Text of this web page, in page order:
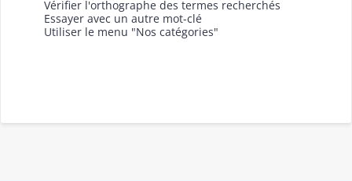
Vérifier l'orthographe des termes recherchés
Essayer avec un autre mot-clé
Utiliser le menu "Nos catégories"